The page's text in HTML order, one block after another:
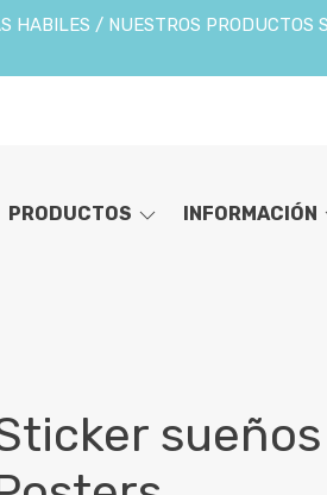
/ NUESTROS PRODUCTOS
PRODUCTOS INFORMACIÓN